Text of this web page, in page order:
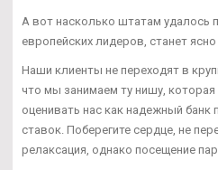
А вот насколько штатам удалось
европейских лидеров, станет ясно
Наши клиенты не переходят в
что мы занимаем ту нишу,
оценивать нас как надежный
ставок. Поберегите сердце, не
релаксация, однако посещение